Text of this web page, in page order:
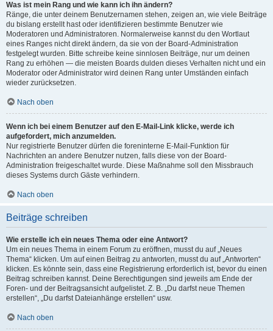
Was ist mein Rang und wie kann ich ihn ändern?
Ränge, die unter deinem Benutzernamen stehen, zeigen an, wie viele Beiträge
du bislang erstellt hast oder identifizieren bestimmte Benutzer wie
Moderatoren und Administratoren. Normalerweise kannst du den Wortlaut
eines Ranges nicht direkt ändern, da sie von der Board-Administration
festgelegt wurden. Bitte schreibe keine sinnlosen Beiträge, nur um deinen
Rang zu erhöhen — die meisten Boards dulden dieses Verhalten nicht und ein
Moderator oder Administrator wird deinen Rang unter Umständen einfach
wieder zurücksetzen.
Nach oben
Wenn ich bei einem Benutzer auf den E-Mail-Link klicke, werde ich
aufgefordert, mich anzumelden.
Nur registrierte Benutzer dürfen die foreninterne E-Mail-Funktion für
Nachrichten an andere Benutzer nutzen, falls diese von der Board-
Administration freigeschaltet wurde. Diese Maßnahme soll den Missbrauch
dieses Systems durch Gäste verhindern.
Nach oben
Beiträge schreiben
Wie erstelle ich ein neues Thema oder eine Antwort?
Um ein neues Thema in einem Forum zu eröffnen, musst du auf „Neues
Thema“ klicken. Um auf einen Beitrag zu antworten, musst du auf „Antworten“
klicken. Es könnte sein, dass eine Registrierung erforderlich ist, bevor du einen
Beitrag schreiben kannst. Deine Berechtigungen sind jeweils am Ende der
Foren- und der Beitragsansicht aufgelistet. Z. B. „Du darfst neue Themen
erstellen“, „Du darfst Dateianhänge erstellen“ usw.
Nach oben